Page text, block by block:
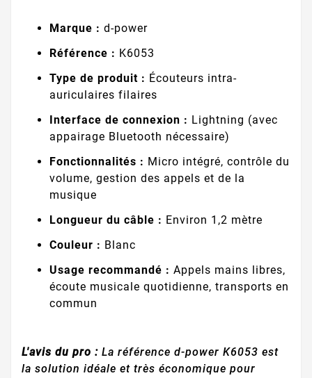
Marque : d-power
Référence : K6053
Type de produit : Écouteurs intra-
auriculaires filaires
Interface de connexion : Lightning (avec
appairage Bluetooth nécessaire)
Fonctionnalités : Micro intégré, contrôle du
volume, gestion des appels et de la
musique
Longueur du câble : Environ 1,2 mètre
Couleur : Blanc
Usage recommandé : Appels mains libres,
écoute musicale quotidienne, transports en
commun
L'avis du pro : La référence d-power K6053 est
la solution idéale et très économique pour